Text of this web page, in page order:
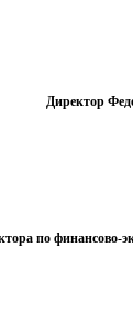
Директор
по финансово-